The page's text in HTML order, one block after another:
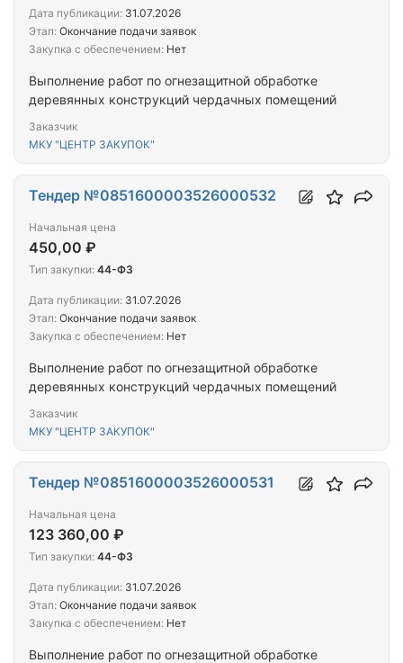
Выполнение работ по огнезащитной обработке
деревянных конструкций чердачных помещений
Заказчик
МКУ "ЦЕНТР ЗАКУПОК"
Дата публикации: 31.07.2026
Этап: Окончание подачи заявок
Закупка с обеспечением: Нет
Выполнение работ по огнезащитной обработке
деревянных конструкций чердачных помещений
Заказчик
МКУ "ЦЕНТР ЗАКУПОК"
Тендер №0851600003526000532
Начальная цена
450,00 ₽
Тип закупки: 44-ФЗ
Дата публикации: 31.07.2026
Этап: Окончание подачи заявок
Закупка с обеспечением: Нет
Выполнение работ по огнезащитной обработке
Тендер №0851600003526000531
Начальная цена
123 360,00 ₽
Тип закупки: 44-ФЗ
Дата публикации: 31.07.2026
Этап: Окончание подачи заявок
Закупка с обеспечением: Нет